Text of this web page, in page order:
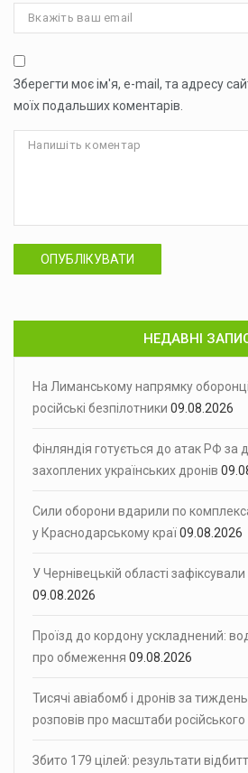
Зберегти моє ім'я, e-mail, та адресу
моїх подальших коментарів.
ОПУБЛІКУВАТИ
НЕДАВНІ
На Лиманському напрямку
російські безпілотники 09.08.2026
Фінляндія готується до атак РФ за
захоплених українських дронів
Сили оборони вдарили по
у Краснодарському краї09.08.2026
У Чернівецькій області
09.08.2026
Проїзд до кордону ускладнений:
про обмеження 09.08.2026
Тисячі авіабомб і дронів за
розповів про масштаби російського
Збито 179 цілей: результати